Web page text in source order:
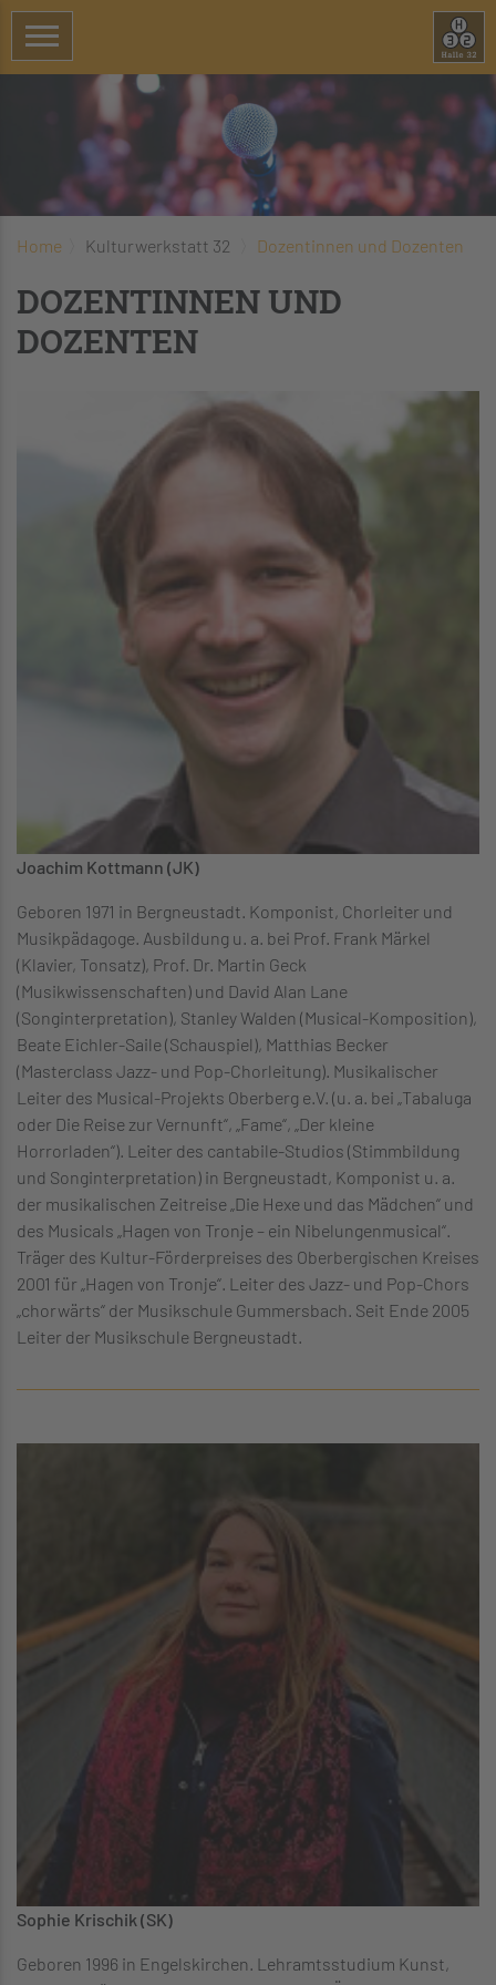
Home Kulturwerkstatt 32 Dozentinnen und Dozenten
DOZENTINNEN UND
DOZENTEN
Joachim Kottmann (JK)
Geboren 1971 in Bergneustadt. Komponist, Chorleiter und
Musikpädagoge. Ausbildung u. a. bei Prof. Frank Märkel
(Klavier, Tonsatz), Prof. Dr. Martin Geck
(Musikwissenschaften) und David Alan Lane
(Songinterpretation), Stanley Walden (Musical-Komposition),
Beate Eichler-Saile (Schauspiel), Matthias Becker
(Masterclass Jazz- und Pop-Chorleitung). Musikalischer
Leiter des Musical-Projekts Oberberg e.V. (u. a. bei „Tabaluga
oder Die Reise zur Vernunft“, „Fame“, „Der kleine
Horrorladen“). Leiter des cantabile-Studios (Stimmbildung
und Songinterpretation) in Bergneustadt, Komponist u. a.
der musikalischen Zeitreise „Die Hexe und das Mädchen“ und
des Musicals „Hagen von Tronje – ein Nibelungenmusical“.
Träger des Kultur-Förderpreises des Oberbergischen Kreises
2001 für „Hagen von Tronje“. Leiter des Jazz- und Pop-Chors
„chorwärts“ der Musikschule Gummersbach. Seit Ende 2005
Leiter der Musikschule Bergneustadt.
Sophie Krischik (SK)
Geboren 1996 in Engelskirchen. Lehramtsstudium Kunst,